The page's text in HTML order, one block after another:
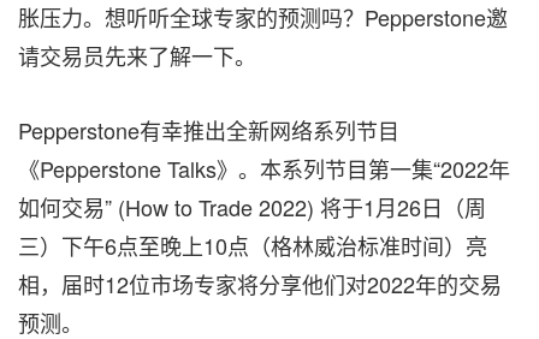
胀压力。想听听全球专家的预测吗？Pepperstone邀
请交易员先来了解一下。
Pepperstone有幸推出全新网络系列节目
《Pepperstone Talks》。本系列节目第一集“2022年
如何交易” (How to Trade 2022) 将于1月26日（周
三）下午6点至晚上10点（格林威治标准时间）亮
相，届时12位市场专家将分享他们对2022年的交易
预测。